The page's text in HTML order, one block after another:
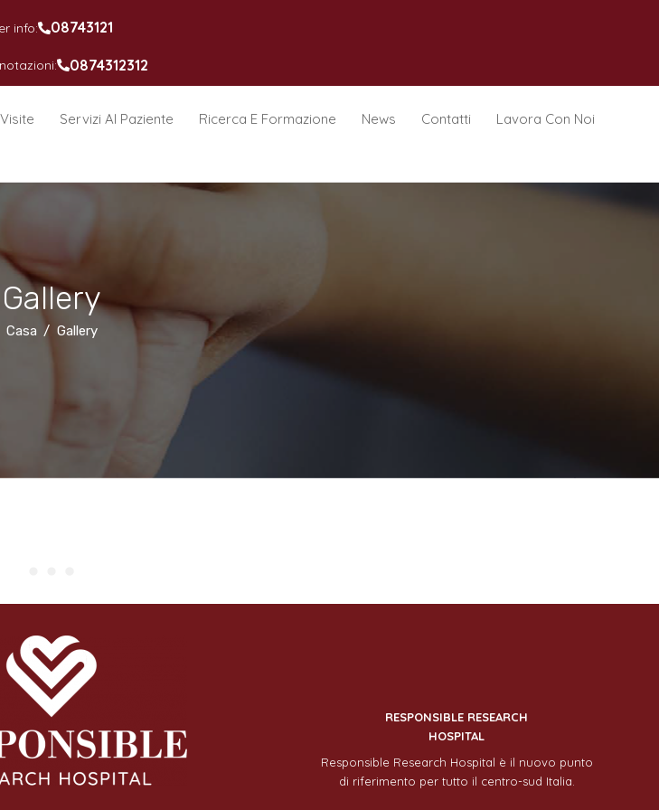
info: 08743121
0874312312
Servizi Al Paziente Ricerca E Formazione News Contatti
Lavora Con Noi
Gallery
Casa Gallery
RESPONSIBLE RESEARCH
HOSPITAL
Responsible Research Hospital è il nuovo punto
di riferimento per tutto il centro-sud Italia.